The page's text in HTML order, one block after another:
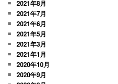
2021年8月
2021年7月
2021年6月
2021年5月
2021年3月
2021年1月
2020年10月
2020年9月